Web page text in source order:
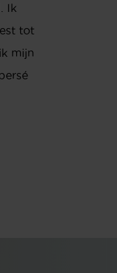
Ik
tot
mijn